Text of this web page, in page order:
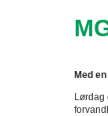
Med
Lørdag